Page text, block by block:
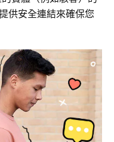
供安全連結來確保您